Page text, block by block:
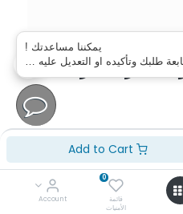
0
قائمة
الأمنيات
Account
50 سمارت بالرسيفر
يمكننا مساعدتك !
طلبك وتأكيده او التعديل عليه …